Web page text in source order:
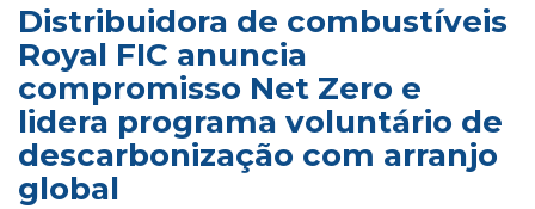
Distribuidora de combustíveis
Royal FIC anuncia
compromisso Net Zero e
lidera programa voluntário de
descarbonização com arranjo
global